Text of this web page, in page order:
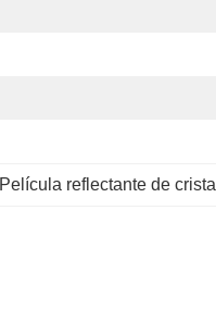
Película reflectante de cristal